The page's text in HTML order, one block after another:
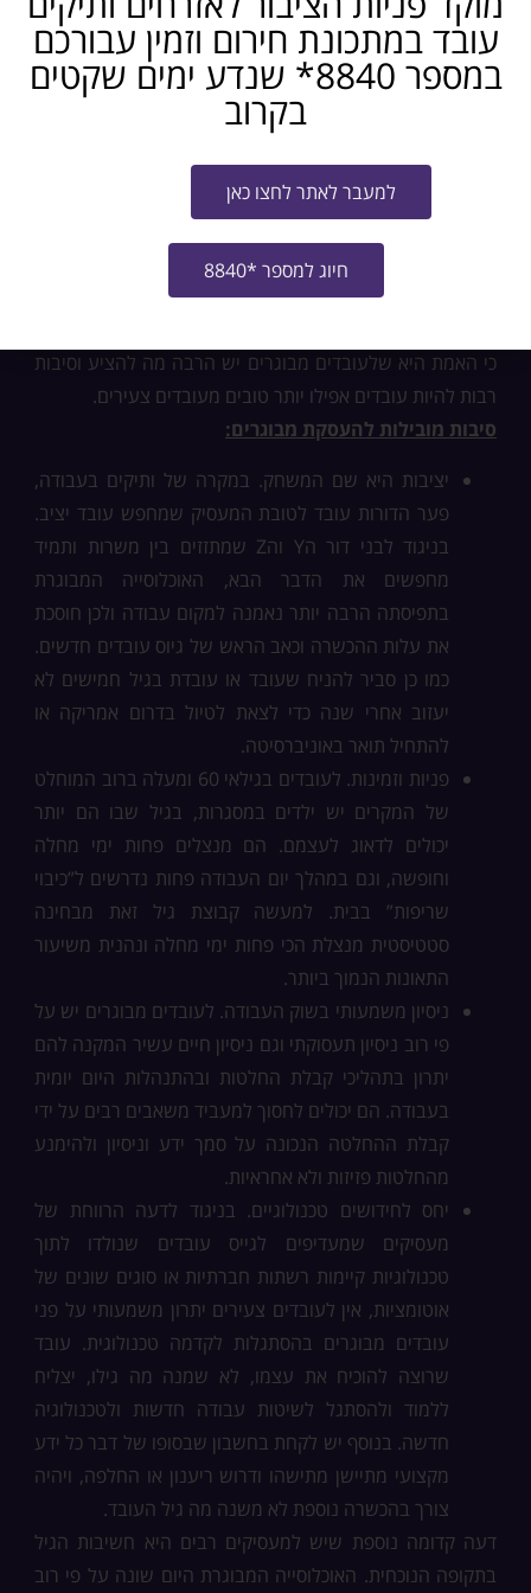
היתרונות בהעסקת מבוגרים
מעל גיל 60. ישנה תפיסה סטריאוטיפית שלילית לגבי גילאים
אלו- הם מוגבלים טכנולוגית, יש להם אנרגיה נמוכה ותפיסה
כי האמת היא שלעובדים מבוגרים יש הרבה מה להציע וסיבות
רבות להיות עובדים אפילו יותר טובים מעובדים צעירים.
סיבות מובילות להעסקת מבוגרים:
יציבות היא שם המשחק. במקרה של ותיקים בעבודה,
פער הדורות עובד לטובת המעסיק שמחפש עובד יציב.
בניגוד לבני דור הY והZ שמתזזים בין משרות ותמיד
מחפשים את הדבר הבא, האוכלוסייה המבוגרת
בתפיסתה הרבה יותר נאמנה למקום עבודה ולכן חוסכת
את עלות ההכשרה וכאב הראש של גיוס עובדים חדשים.
כמו כן סביר להניח שעובד או עובדת בגיל חמישים לא
יעזוב אחרי שנה כדי לצאת לטיול בדרום אמריקה או
להתחיל תואר באוניברסיטה.
פניות וזמינות. לעובדים בגילאי 60 ומעלה ברוב המוחלט
של המקרים יש ילדים במסגרות, בגיל שבו הם יותר
יכולים לדאוג לעצמם. הם מנצלים פחות ימי מחלה
וחופשה, וגם במהלך יום העבודה פחות נדרשים ל”כיבוי
שריפות” בבית. למעשה קבוצת גיל זאת מבחינה
סטטיסטית מנצלת הכי פחות ימי מחלה ונהנית משיעור
התאונות הנמוך ביותר.
ניסיון משמעותי בשוק העבודה. לעובדים מבוגרים יש על
פי רוב ניסיון תעסוקתי וגם ניסיון חיים עשיר המקנה להם
יתרון בתהליכי קבלת החלטות ובהתנהלות היום יומית
בעבודה. הם יכולים לחסוך למעביד משאבים רבים על ידי
קבלת ההחלטה הנכונה על סמך ידע וניסיון ולהימנע
מהחלטות פזיזות ולא אחראיות.
יחס לחידושים טכנולוגיים. בניגוד לדעה הרווחת של
מעסיקים שמעדיפים לגייס עובדים שנולדו לתוך
טכנולוגיות קיימות רשתות חברתיות או סוגים שונים של
אוטומציות, אין לעובדים צעירים יתרון משמעותי על פני
עובדים מבוגרים בהסתגלות לקדמה טכנולוגית. עובד
שרוצה להוכיח את עצמו, לא שמנה מה גילו, יצליח
ללמוד ולהסתגל לשיטות עבודה חדשות ולטכנולוגיה
חדשה. בנוסף יש לקחת בחשבון שבסופו של דבר כל ידע
מקצועי מתיישן מתישהו ודרוש ריענון או החלפה, ויהיה
צורך בהכשרה נוספת לא משנה מה גיל העובד.
דעה קדומה נוספת שיש למעסיקים רבים היא חשיבות הגיל
בתקופה הנוכחית. האוכלוסייה המבוגרת היום שונה על פי רוב
עובד במתכונת חירום וזמין עבורכם
במספר 8840* שנדע ימים שקטים
בקרוב
למעבר לאתר לחצו כאן
חיוג למספר *8840